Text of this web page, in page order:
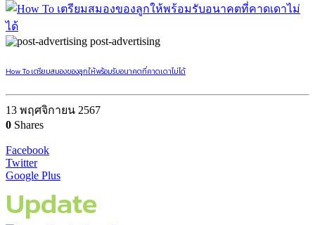
post-advertising
How To เตรียมสมองของลูกให้พร้อมรับอนาคตที่คาดเดาไม่ได้
13 พฤศจิกายน 2567
0 Shares
Facebook
Twitter
Google Plus
Update